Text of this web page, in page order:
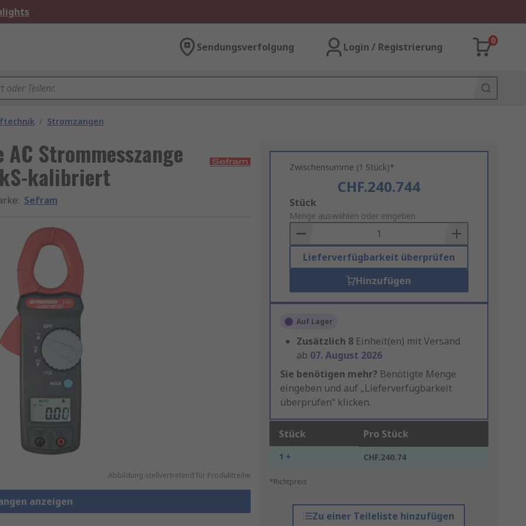
Sendungsverfolgung Login / Registrierung
0
/ Stromzangen
Strommesszange
kalibriert
: Sefram
Abbildung stellvertretend für Produktreihe
anzeigen
Zwischensumme (1 Stück)*
CHF.240.744
Add
to
Basket
Stück
Menge auswählen oder eingeben
Lieferverfügbarkeit überprüfen
Hinzufügen
Auf Lager
Zusätzlich 8 Einheit(en) mit Versand
ab 07. August 2026
Sie benötigen mehr? Benötigte Menge
eingeben und auf „Lieferverfügbarkeit
überprüfen“ klicken.
Stück Pro Stück
1 + CHF.240.74
*Richtpreis
Zu einer Teileliste hinzufügen